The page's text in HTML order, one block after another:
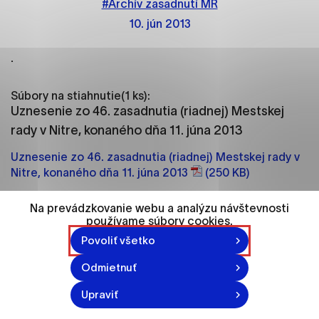
10. jún 2013
#Archív zasadnutí MR
.
Súbory na stiahnutie(1 ks):
Uznesenie zo 46. zasadnutia (riadnej) Mestskej
rady v Nitre, konaného dňa 11. júna 2013
Uznesenie zo 46. zasadnutia (riadnej) Mestskej rady v
Nitre, konaného dňa 11. júna 2013
(250 KB)
Vytvorené: 10. 6. 2013
Na prevádzkovanie webu a analýzu návštevnosti
používame súbory cookies.
Povoliť všetko
Odmietnuť
Upraviť
ako je navigácia na stránke a prístup k
zabezpečeným oblastiam webovej stránky. Bez
Analytické cookies
Analytické cookies pomáhajú prevádzkovateľovi
stránok pochopiť, ako návštevníci stránok stránku
používajú, aby mohol stránky optimalizovať a
ponúknuť im lepšiu skúsenosť. Všetky dáta sa
zbierajú anonymne a nie je možné ich spojiť s
konkrétnou osobou.
Označiť všetko
Uložiť nastavenia
Viac informácií